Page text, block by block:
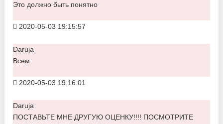
Это должно быть понятно
2020-05-03 19:15:57
Daruja
Всем.
2020-05-03 19:16:01
Daruja
ПОСТАВЬТЕ МНЕ ДРУГУЮ ОЦЕНКУ!!!! ПОСМОТРИТЕ